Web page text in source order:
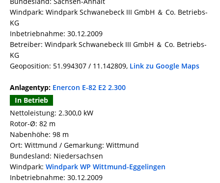
Windpark: Windpark Schwanebeck III GmbH ＆ Co. Betriebs-
KG
Inbetriebnahme: 30.12.2009
Betreiber: Windpark Schwanebeck III GmbH ＆ Co. Betriebs-
KG
Geoposition: 51.994307 / 11.142809, Link zu Google Maps
Anlagentyp: Enercon E-82 E2 2.300
In Betrieb
Nettoleistung: 2.300,0 kW
Rotor-Ø: 82 m
Nabenhöhe: 98 m
Ort: Wittmund / Gemarkung: Wittmund
Bundesland: Niedersachsen
Windpark: Windpark WP Wittmund-Eggelingen
Inbetriebnahme: 30.12.2009